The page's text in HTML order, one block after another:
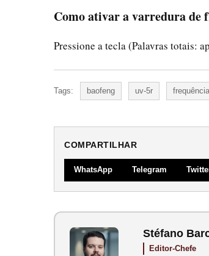
Como ativar a varredura de
Pressione a tecla (Palavras totais:
Tags: baofeng uv-5r frequência
COMPARTILHAR
WhatsApp Telegram
Stéfano
Editor-Chefe